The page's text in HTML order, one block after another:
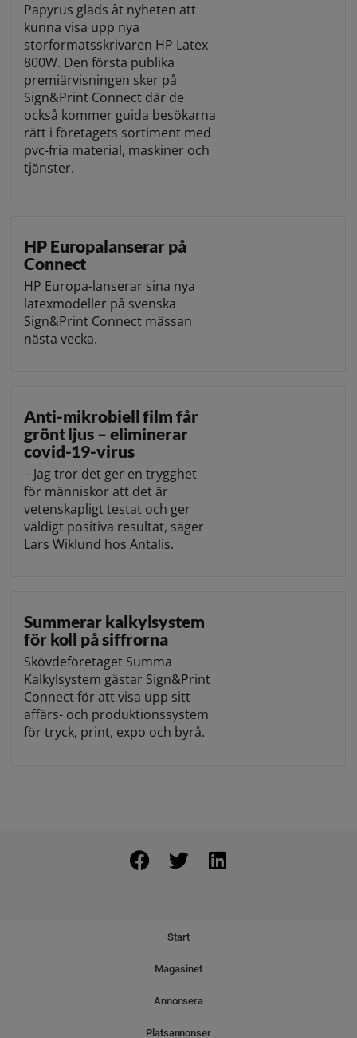
Papyrus gläds åt nyheten att
kunna visa upp nya
storformatsskrivaren HP Latex
800W. Den första publika
premiärvisningen sker på
Sign&Print Connect där de
också kommer guida besökarna
rätt i företagets sortiment med
pvc-fria material, maskiner och
tjänster.
HP Europalanserar på
Connect
HP Europa-lanserar sina nya
latexmodeller på svenska
Sign&Print Connect mässan
nästa vecka.
Anti-mikrobiell film får
grönt ljus – eliminerar
covid-19-virus
– Jag tror det ger en trygghet
för människor att det är
vetenskapligt testat och ger
väldigt positiva resultat, säger
Lars Wiklund hos Antalis.
Summerar kalkylsystem
för koll på siffrorna
Skövdeföretaget Summa
Kalkylsystem gästar Sign&Print
Connect för att visa upp sitt
affärs- och produktionssystem
för tryck, print, expo och byrå.
Start
Magasinet
Annonsera
Platsannonser